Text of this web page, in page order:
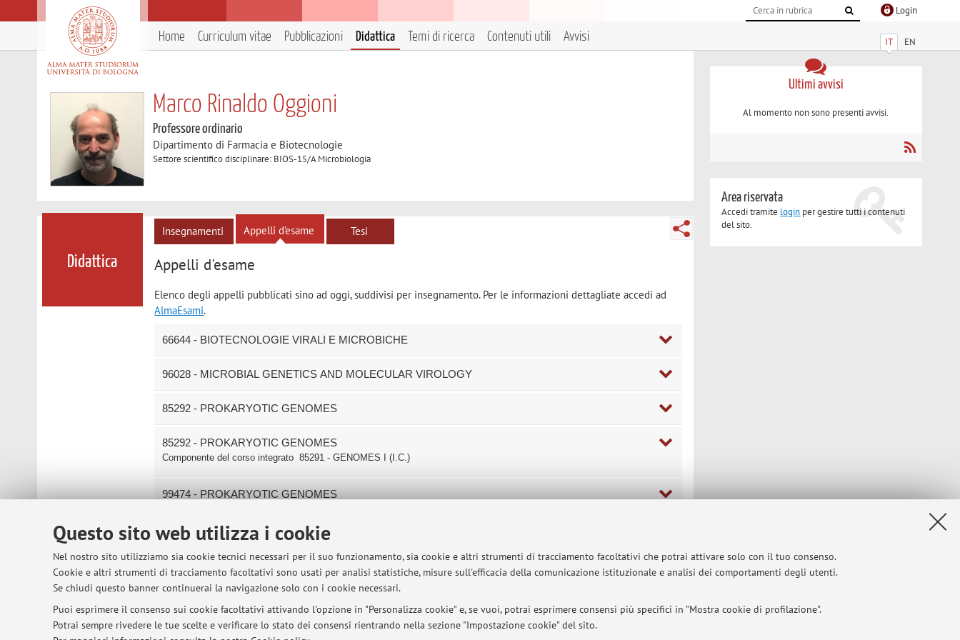
Questo sito web utilizza i cookie
Nel nostro sito utilizziamo sia cookie tecnici necessari per il suo funzionamento, sia cookie e altri strumenti di tracciamento facoltativi che potrai attivare solo con il tuo consenso.
Cookie e altri strumenti di tracciamento facoltativi sono usati per analisi statistiche, misure sull'efficacia della comunicazione istituzionale e analisi dei comportamenti degli utenti.
Se chiudi questo banner continuerai la navigazione solo con i cookie necessari.
Puoi esprimere il consenso sui cookie facoltativi attivando l'opzione in "Personalizza cookie" e, se vuoi, potrai esprimere consensi più specifici in "Mostra cookie di profilazione".
Potrai sempre rivedere le tue scelte e verificare lo stato dei consensi rientrando nella sezione "Impostazione cookie" del sito.
Login
IT EN
Home Curriculum vitae Pubblicazioni Didattica Temi di ricerca Contenuti utili Avvisi
Marco Rinaldo Oggioni
Professore ordinario
Dipartimento di Farmacia e Biotecnologie
Settore scientifico disciplinare: BIOS-15/A Microbiologia
Didattica
Insegnamenti Appelli d'esame Tesi
Appelli d'esame
Elenco degli appelli pubblicati sino ad oggi, suddivisi per insegnamento. Per le informazioni dettagliate accedi ad
AlmaEsami.
66644 - BIOTECNOLOGIE VIRALI E MICROBICHE
96028 - MICROBIAL GENETICS AND MOLECULAR VIROLOGY
85292 - PROKARYOTIC GENOMES
85292 - PROKARYOTIC GENOMES
Componente del corso integrato85291 - GENOMES I (I.C.)
99474 - PROKARYOTIC GENOMES
Ultimi avvisi
Al momento non sono presenti avvisi.
Area riservata
Accedi tramite login per gestire tutti i contenuti
del sito.
© 2026 - ALMA MATER STUDIORUM - Università di Bologna - Via Zamboni, 33 - 40126 Bologna - Partita IVA: 01131710376 Privacy|Note legali| Impostazioni Cookie